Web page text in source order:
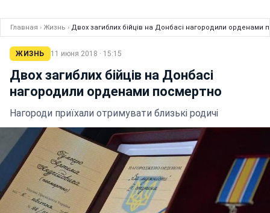
Главная › Жизнь › Двох загиблих бійців на Донбасі нагородили орденами
ЖИЗНЬ 11 июня 2018 · 15:15
Двох загиблих бійців на Донбасі
нагородили орденами посмертно
Нагороди приїхали отримувати близькі родичі